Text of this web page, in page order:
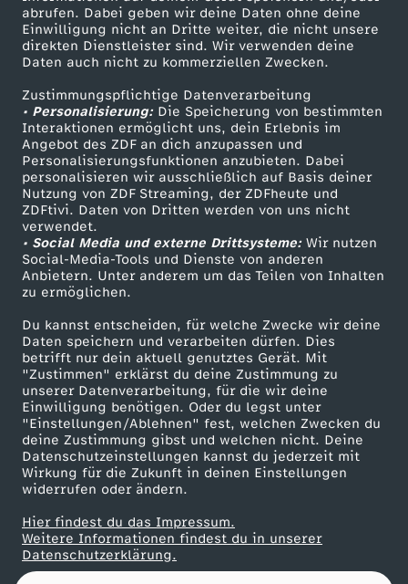
abrufen. Dabei geben wir deine Daten ohne deine
Einwilligung nicht an Dritte weiter, die nicht unsere
direkten Dienstleister sind. Wir verwenden deine
Daten auch nicht zu kommerziellen Zwecken.
Zustimmungspflichtige Datenverarbeitung
• Personalisierung:Die Speicherung von bestimmten
Interaktionen ermöglicht uns, dein Erlebnis im
Angebot des ZDF an dich anzupassen und
Personalisierungsfunktionen anzubieten. Dabei
personalisieren wir ausschließlich auf Basis deiner
Nutzung von ZDF Streaming, der ZDFheute und
ZDFtivi. Daten von Dritten werden von uns nicht
verwendet.
• Social Media und externe Drittsysteme:Wir nutzen
Social-Media-Tools und Dienste von anderen
Anbietern. Unter anderem um das Teilen von Inhalten
zu ermöglichen.
Du kannst entscheiden, für welche Zwecke wir deine
Daten speichern und verarbeiten dürfen. Dies
betrifft nur dein aktuell genutztes Gerät. Mit
"Zustimmen" erklärst du deine Zustimmung zu
unserer Datenverarbeitung, für die wir deine
Einwilligung benötigen. Oder du legst unter
"Einstellungen/Ablehnen" fest, welchen Zwecken du
deine Zustimmung gibst und welchen nicht. Deine
Datenschutzeinstellungen kannst du jederzeit mit
Wirkung für die Zukunft in deinen Einstellungen
widerrufen oder ändern.
Hier findest du das Impressum.
Weitere Informationen findest du in unserer
Datenschutzerklärung.
M
a
i
2
0
2
6
ZDF-Apps
Smart TV
ZDFtext
Livestreams
Sendungen A-Z
TV-Programm
ZDFmitreden
Kontakt zum ZDF
Tickets
Zuschauerservice
Hilfe
ZDF Unternehmen
Karriere
ZDF goes Schule
Werbefernsehen
Mainzelmännchen
Partner